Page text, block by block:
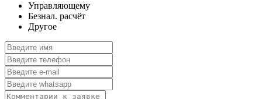
Управляющему
Безнал. расчёт
Другое